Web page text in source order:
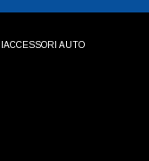
ACCESSORI AUTO